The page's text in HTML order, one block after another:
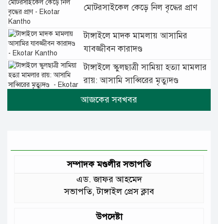
মোটরসাইকেল কেড়ে নিল বৃদ্ধের প্রাণ
টাঙ্গাইলে মাদক মামলায় আসামির
যাবজ্জীবন কারাদণ্ড
টাঙ্গাইলে স্কুলছাত্রী সামিয়া হত্যা মামলার
রায়: আসামি সাব্বিরের মৃত্যুদণ্ড
টানা বৃষ্টিতে টাঙ্গাইলে বিপর্যস্ত জনজীবন
এখন টাঙ্গাইলে
জেলার মানুষের উন্নত স্বাস্থ্যসেবায় সর্বোচ্চ
গুরুত্ব দিয়ে কাজ করছি: প্রতিমন্ত্রী টুকু
সম্পাদক মণ্ডলীর সভাপতি
এড. জাফর আহমেদ
সভাপতি, টাঙ্গাইল প্রেস ক্লাব
উপদেষ্টা